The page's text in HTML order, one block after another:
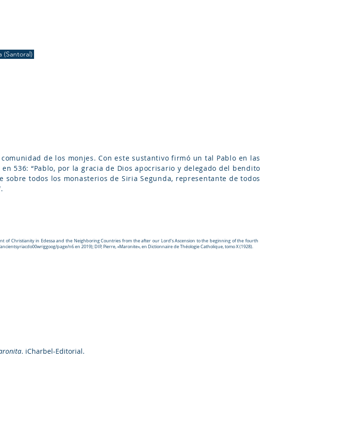
(Santoral)
comunidad de los monjes. Con este sustantivo firmó un tal Pablo en las
536: “Pablo, por la gracia de Dios apocrisario y delegado del bendito
todos los monasterios de Siria Segunda, representante de todos
of Christianity in Edessa and the Neighboring Countries from the after our Lord’s Ascension to the beginning of the fourth
page/n6en 2019); DIP, Pierre, «Maronite», en Dictionnaire de Théologie Catholique, tomo X (1928).
. iCharbel-Editorial.